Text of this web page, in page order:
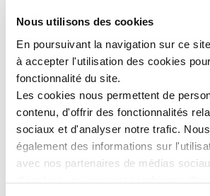
Nous utilisons des cookies
En poursuivant la navigation sur ce
à accepter l'utilisation des cookies
fonctionnalité du site.
Les cookies nous permettent de
contenu, d'offrir des fonctionnalités
sociaux et d'analyser notre trafic.
également des informations sur
avec nos partenaires de médias
EN SAVOIR PLUS
Les avantages
Visibilité jour/nuit :PVC fluorescent et
rétroréfléchissante microbilles.
Ajustable : fermeture par auto-agrippant.
Les caractéristiques
Référence : BRASSDOUBL1.
Dimensions :46 x 7,5 cm.
Coloris disponibles : jaune fluorescent,